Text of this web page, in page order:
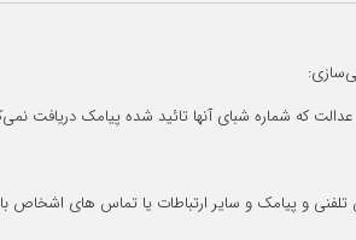
که شماره شبای آنها تائید شده پیامک دریافت
و پیامک و سایر ارتباطات یا تماس های اشخاص